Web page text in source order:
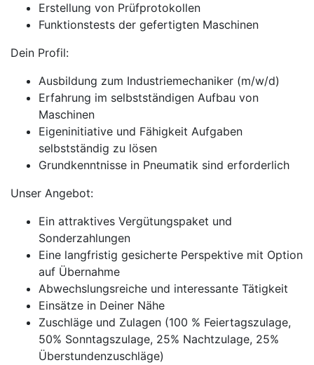
Erstellung von Prüfprotokollen
Funktionstests der gefertigten Maschinen
Dein Profil:
Ausbildung zum Industriemechaniker (m/w/d)
Erfahrung im selbstständigen Aufbau von
Maschinen
Eigeninitiative und Fähigkeit Aufgaben
selbstständig zu lösen
Grundkenntnisse in Pneumatik sind erforderlich
Unser Angebot:
Ein attraktives Vergütungspaket und
Sonderzahlungen
Eine langfristig gesicherte Perspektive mit Option
auf Übernahme
Abwechslungsreiche und interessante Tätigkeit
Einsätze in Deiner Nähe
Zuschläge und Zulagen (100 % Feiertagszulage,
50% Sonntagszulage, 25% Nachtzulage, 25%
Überstundenzuschläge)